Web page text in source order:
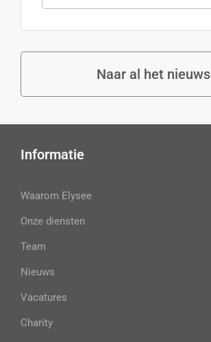
Naar al het nieuws
Informatie
Waarom Elysee
Onze diensten
Team
Nieuws
Vacatures
Charity